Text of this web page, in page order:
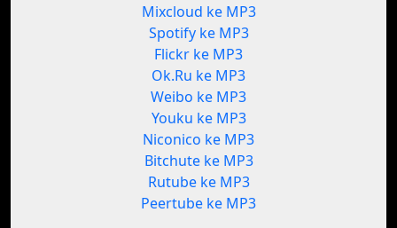
Mixcloud ke MP3
Spotify ke MP3
Flickr ke MP3
Ok.Ru ke MP3
Weibo ke MP3
Youku ke MP3
Niconico ke MP3
Bitchute ke MP3
Rutube ke MP3
Peertube ke MP3